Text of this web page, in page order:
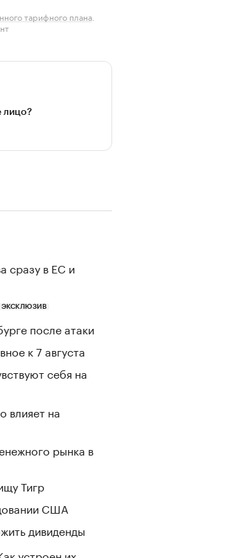
тарифного плана.
лицо?
сразу в ЕС и
ЭКСКЛЮЗИВ
после атаки
к 7 августа
себя на
влияет на
рынка в
Тигр
США
дивиденды